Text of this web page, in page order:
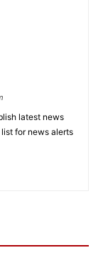
latest news
for news alerts